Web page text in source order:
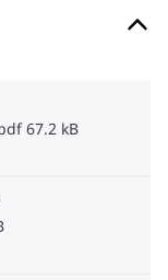
67.2 kB